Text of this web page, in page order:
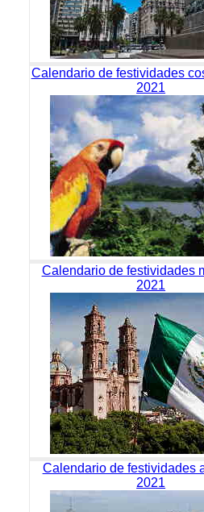
Calendario de festividades
2021
Calendario de festividades
2021
Calendario de festividades
2021